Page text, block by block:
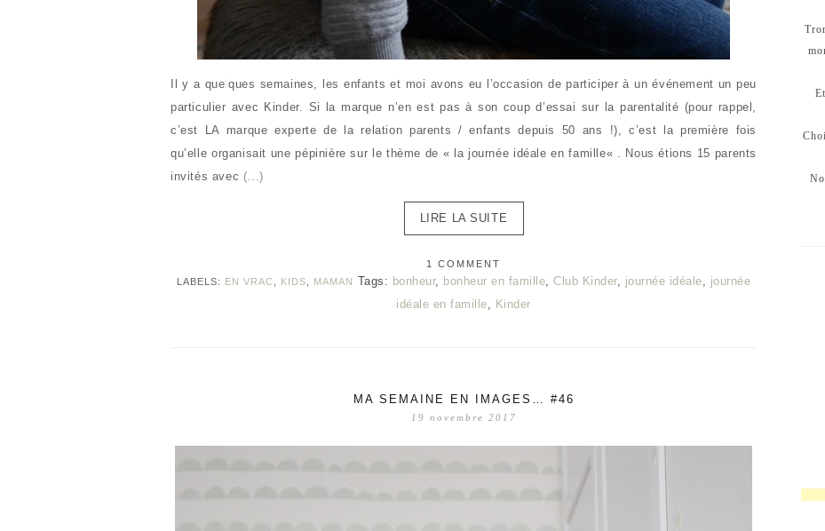
Il y a quelques semaines, les enfants et moi avons eu l’occasion de participer à un événement un peu
particulier avec Kinder. Si la marque n’en est pas à son coup d’essai sur la parentalité (pour rappel,
c’est LA marque experte de la relation parents / enfants depuis 50 ans !), c’est la première fois
qu’elle organisait une pépinière sur le thème de « la journée idéale en famille« . Nous étions 15 parents
invités avec (...)
LIRE LA SUITE
1 COMMENT
LABELS: EN VRAC KIDS MAMAN Tags: bonheur, bonheur en famille,Club Kinder, journée idéale, journée
idéale en famille, Kinder
MA SEMAINE EN IMAGES… #46
19 novembre 2017